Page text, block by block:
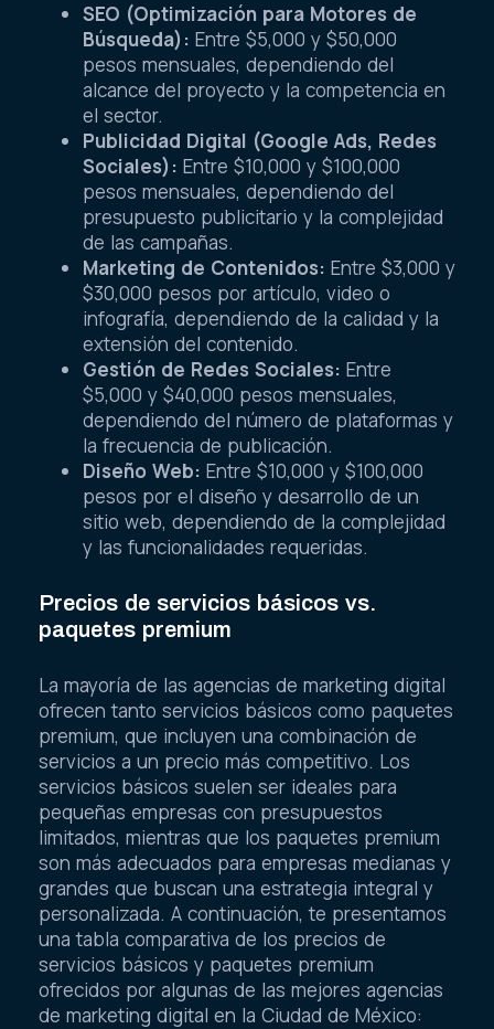
SEO (Optimización para Motores de
Búsqueda): Entre $5,000 y $50,000
pesos mensuales, dependiendo del
alcance del proyecto y la competencia en
el sector.
Publicidad Digital (Google Ads, Redes
Sociales): Entre $10,000 y $100,000
pesos mensuales, dependiendo del
presupuesto publicitario y la complejidad
de las campañas.
Marketing de Contenidos: Entre $3,000 y
$30,000 pesos por artículo, video o
infografía, dependiendo de la calidad y la
extensión del contenido.
Gestión de Redes Sociales: Entre
$5,000 y $40,000 pesos mensuales,
dependiendo del número de plataformas y
la frecuencia de publicación.
Diseño Web: Entre $10,000 y $100,000
pesos por el diseño y desarrollo de un
sitio web, dependiendo de la complejidad
y las funcionalidades requeridas.
Precios de servicios básicos vs.
paquetes premium
La mayoría de las agencias de marketing digital
ofrecen tanto servicios básicos como paquetes
premium, que incluyen una combinación de
servicios a un precio más competitivo. Los
servicios básicos suelen ser ideales para
pequeñas empresas con presupuestos
limitados, mientras que los paquetes premium
son más adecuados para empresas medianas y
grandes que buscan una estrategia integral y
personalizada. A continuación, te presentamos
una tabla comparativa de los precios de
servicios básicos y paquetes premium
ofrecidos por algunas de las mejores agencias
de marketing digital en la Ciudad de México: